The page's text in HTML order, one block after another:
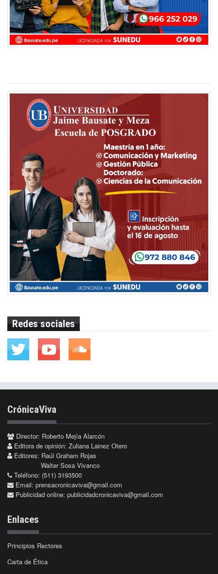
Redes sociales
CrónicaViva
Director: Roberto Mejía Alarcón
Editora de opinión: Zuliana Lainez Otero
Editores: Raúl Graham Rojas
Walter Sosa Vivanco
Teléfono: (511) 3193500
Email: prensacronicaviva@gmail.com
Publicidad online: publicidadcronicaviva@gmail.com
Enlaces
Principios Rectores
Carta de Ética